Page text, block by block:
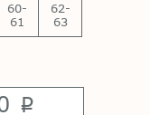
60-
61
62-
63
p